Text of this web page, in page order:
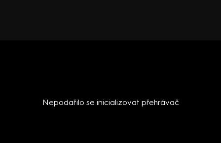
Nepodařilo se inicializovat přehrávač